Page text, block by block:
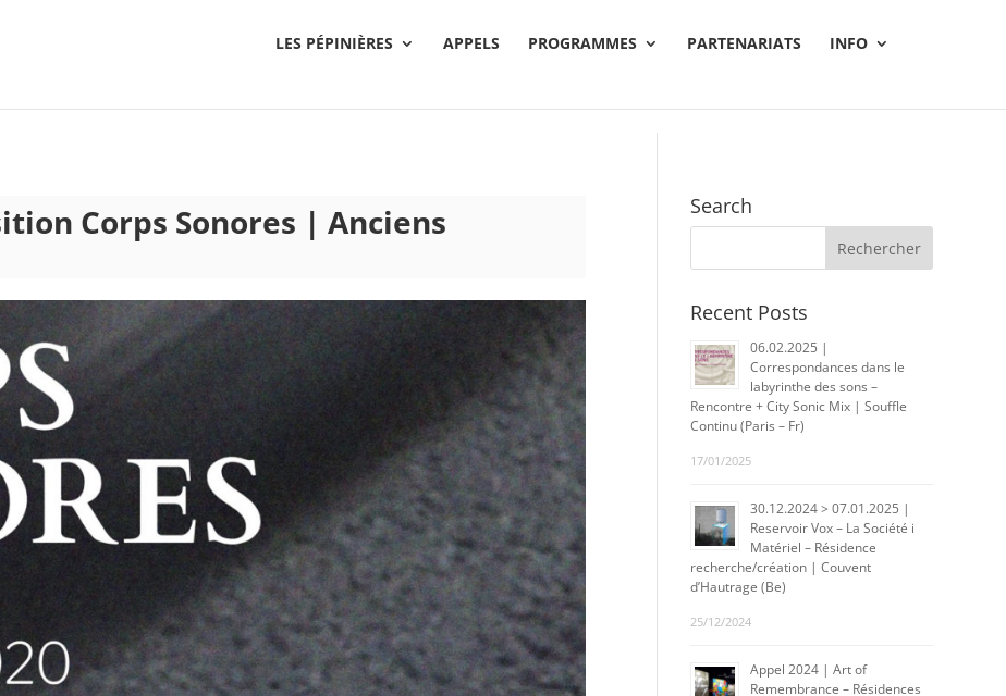
LES PÉPINIÈRES
APPELS PROGRAMMES PARTENARIATS INFO
Corps Sonores | Anciens Search
Recent Posts
06.02.2025 |
Correspondances dans le
labyrinthe des sons –
Rencontre + City Sonic Mix | Souffle
Continu (Paris – Fr)
17/01/2025
30.12.2024 > 07.01.2025 |
Reservoir Vox – La Société i
Matériel – Résidence
recherche/création | Couvent
d’Hautrage (Be)
25/12/2024
Appel 2024 | Art of
Remembrance – Résidences